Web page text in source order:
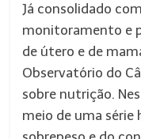
Já consolidado
monitoramento e
de útero e de
Observatório do
sobre nutrição.
meio de uma série